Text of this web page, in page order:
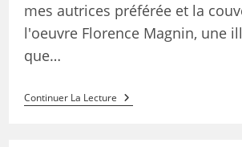
mes autrices préférée et la
l'oeuvre Florence Magnin, une
que…
Continuer La Lecture